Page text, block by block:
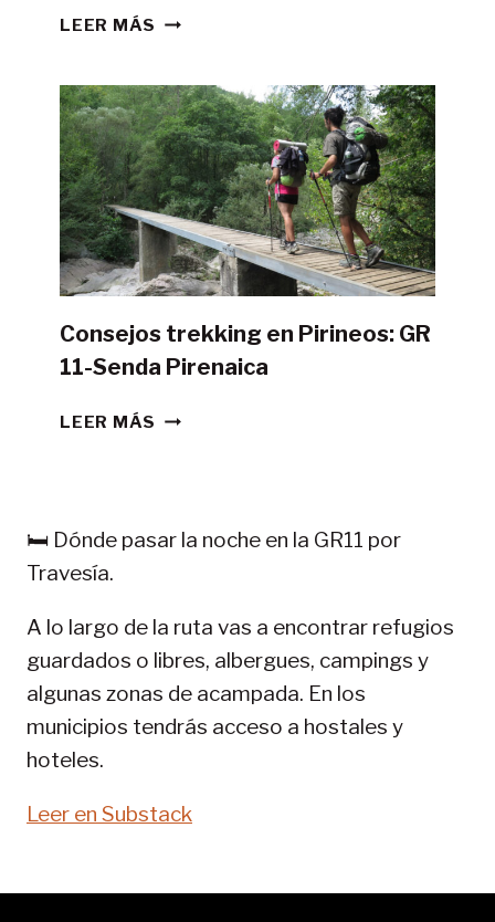
LEER MÁS ¿ES
LA
GR11
CON
TIENDA
DE
CAMPAÑA?
Consejos trekking en Pirineos: GR
11-Senda Pirenaica
LEER MÁS CONSEJOS
11-
🛏️ Dónde pasar la noche en la GR11 por
Travesía.
A lo largo de la ruta vas a encontrar refugios
guardados o libres, albergues, campings y
algunas zonas de acampada. En los
municipios tendrás acceso a hostales y
hoteles.
Leer en Substack